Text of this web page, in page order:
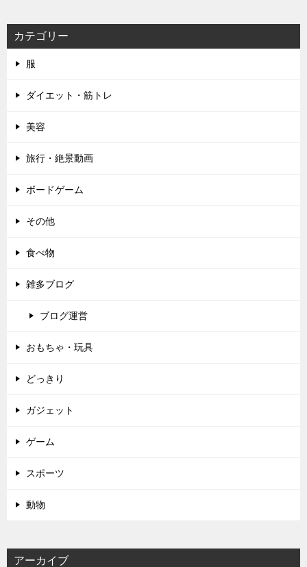
カテゴリー
服
ダイエット・筋トレ
美容
旅行・絶景動画
ボードゲーム
その他
食べ物
雑多ブログ
ブログ運営
おもちゃ・玩具
どっきり
ガジェット
ゲーム
スポーツ
動物
アーカイブ